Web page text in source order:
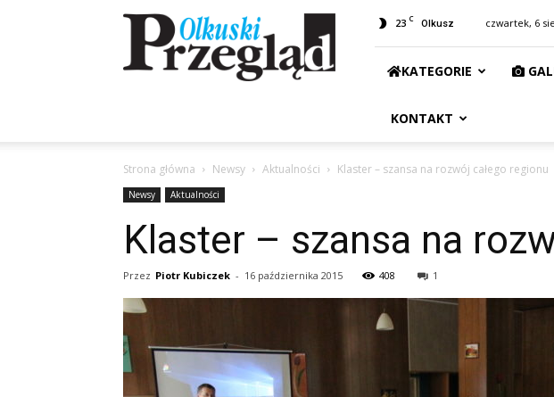
Przegląd
Olkuski
23 C Olkusz czwartek, 6
KATEGORIE
KONTAKT
Strona główna Newsy Aktualności Klaster – szansa na rozwój całego regionu
Newsy Aktualności
Klaster – szansa na
Przez Piotr Kubiczek - 16 października 2015 408 1